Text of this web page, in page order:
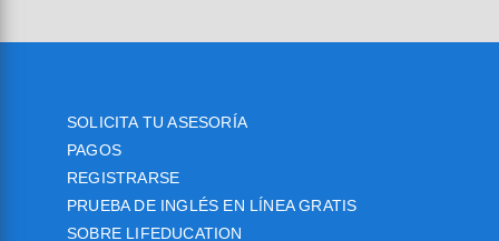
SOLICITA TU ASESORÍA
PAGOS
REGISTRARSE
PRUEBA DE INGLÉS EN LÍNEA GRATIS
SOBRE LIFEDUCATION